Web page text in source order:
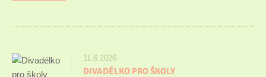
11.6.2026
DIVADÉLKO PRO ŠKOLY